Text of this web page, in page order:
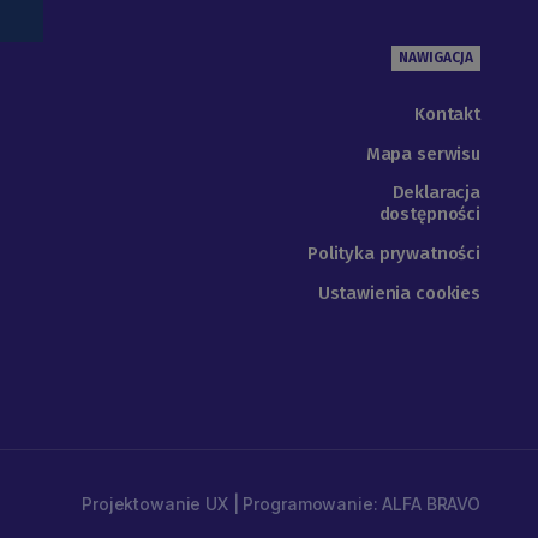
NAWIGACJA
Kontakt
Mapa serwisu
Deklaracja
dostępności
Polityka prywatności
Ustawienia cookies
Projektowanie UX | Programowanie: ALFA BRAVO